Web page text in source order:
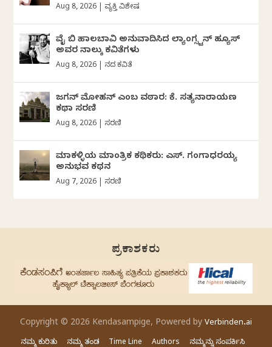
Aug 8, 2026 ವ್ಯಕ್ತಿ ವಿಶೇಷ
ವೈ ಬಿ ಹಾಲಬಾವಿ ಅನುವಾದಿಸಿದ ಲ್ಯಾಂಗ್ಸ್ಟನ್ ಹ್ಯೂಸ್
ಅವರ ನಾಲ್ಕು ಕವಿತೆಗಳು
Aug 8, 2026 ದಿನದ ಕವಿತೆ
ಜಗನ್‌ ಮೋಹನ್‌ ಎಂಬ ವಠಾರ: ಕೆ. ಸತ್ಯನಾರಾಯಣ
ಕಥಾ ಸರಣಿ
Aug 8, 2026 ಸರಣಿ
ಮಾಕಳ್ಳಿಯ ಮಾಂತ್ರಿಕ ಕಥಿಕರು: ಎಸ್. ಗಂಗಾಧರಯ್ಯ
ಅನುಭವ ಕಥನ
Aug 7, 2026 ಸರಣಿ
ಪ್ರಕಾಶಕರು
Copyright © 2026 Kendasampige, Powered by Verbinden.ai
ನಮ್ಮ ಕುರಿತು ನಮ್ಮ ತಂಡ Time Line Authors ನಮ್ಮನ್ನು ಸಂಪರ್ಕಿಸಿ